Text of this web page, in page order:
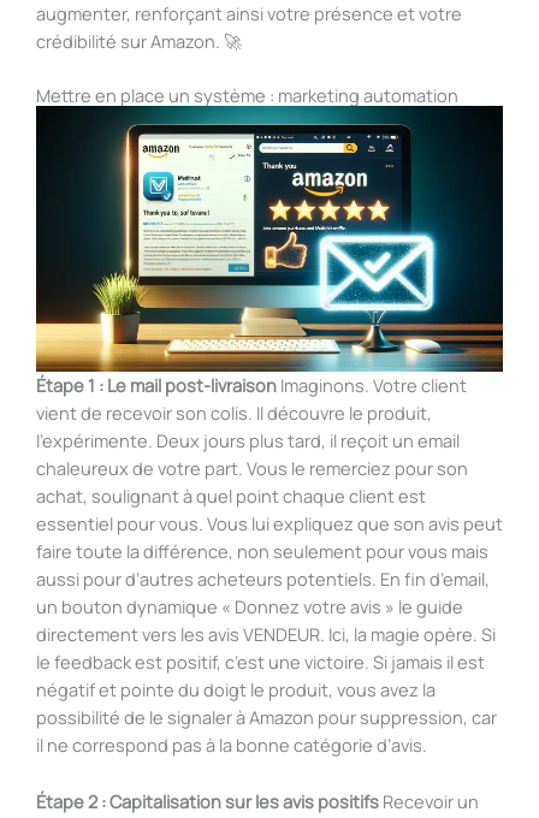
augmenter, renforçant ainsi votre présence et votre
crédibilité sur Amazon. 🚀
Mettre en place un système : marketing automation
Étape 1 : Le mail post-livraison Imaginons. Votre client
vient de recevoir son colis. Il découvre le produit,
l’expérimente. Deux jours plus tard, il reçoit un email
chaleureux de votre part. Vous le remerciez pour son
achat, soulignant à quel point chaque client est
essentiel pour vous. Vous lui expliquez que son avis peut
faire toute la différence, non seulement pour vous mais
aussi pour d’autres acheteurs potentiels. En fin d’email,
un bouton dynamique « Donnez votre avis » le guide
directement vers les avis VENDEUR. Ici, la magie opère. Si
le feedback est positif, c’est une victoire. Si jamais il est
négatif et pointe du doigt le produit, vous avez la
possibilité de le signaler à Amazon pour suppression, car
il ne correspond pas à la bonne catégorie d’avis.
Étape 2 : Capitalisation sur les avis positifs Recevoir un